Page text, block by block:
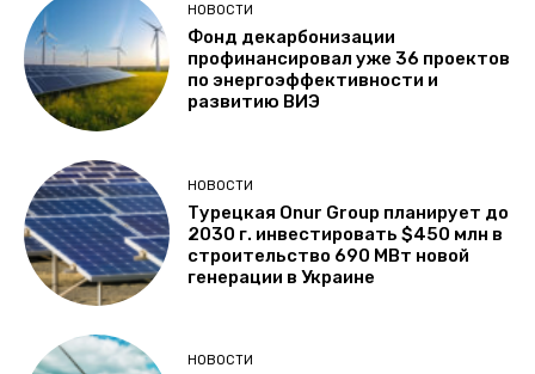
НОВОСТИ
Фонд декарбонизации
профинансировал уже 36 проектов
по энергоэффективности и
развитию ВИЭ
НОВОСТИ
Турецкая Onur Group планирует до
2030 г. инвестировать $450 млн в
строительство 690 МВт новой
генерации в Украине
НОВОСТИ